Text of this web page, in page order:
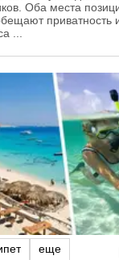
Оба места
приватность
...
еще